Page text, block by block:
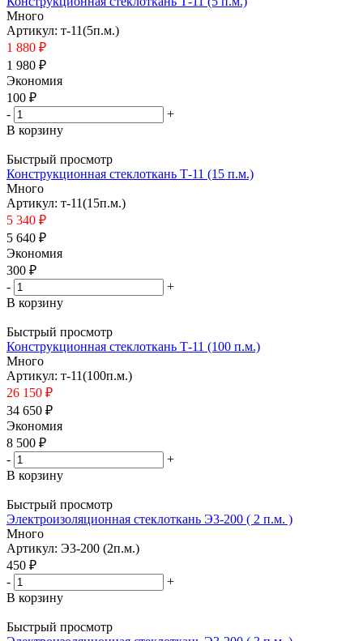
Много
Артикул: т-11(5п.м.)
1 880 ₽
1 980 ₽
Экономия
100 ₽
-
+
В корзину
Быстрый просмотр
Конструкционная стеклоткань Т-11 (15 п.м.)
Много
Артикул: т-11(15п.м.)
5 340 ₽
5 640 ₽
Экономия
300 ₽
-
+
В корзину
Быстрый просмотр
Конструкционная стеклоткань Т-11 (100 п.м.)
Много
Артикул: т-11(100п.м.)
26 150 ₽
34 650 ₽
Экономия
8 500 ₽
-
+
В корзину
Быстрый просмотр
Электроизоляционная стеклоткань Э3-200 ( 2 п.м. )
Много
Артикул: Э3-200 (2п.м.)
450 ₽
-
+
В корзину
Быстрый просмотр